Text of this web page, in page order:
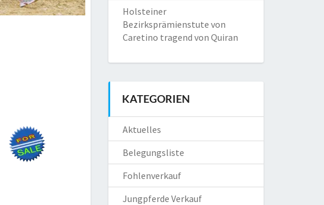
Holsteiner
Bezirksprämienstute von
Caretino tragend von Quiran
KATEGORIEN
Aktuelles
Belegungsliste
Fohlenverkauf
Jungpferde Verkauf